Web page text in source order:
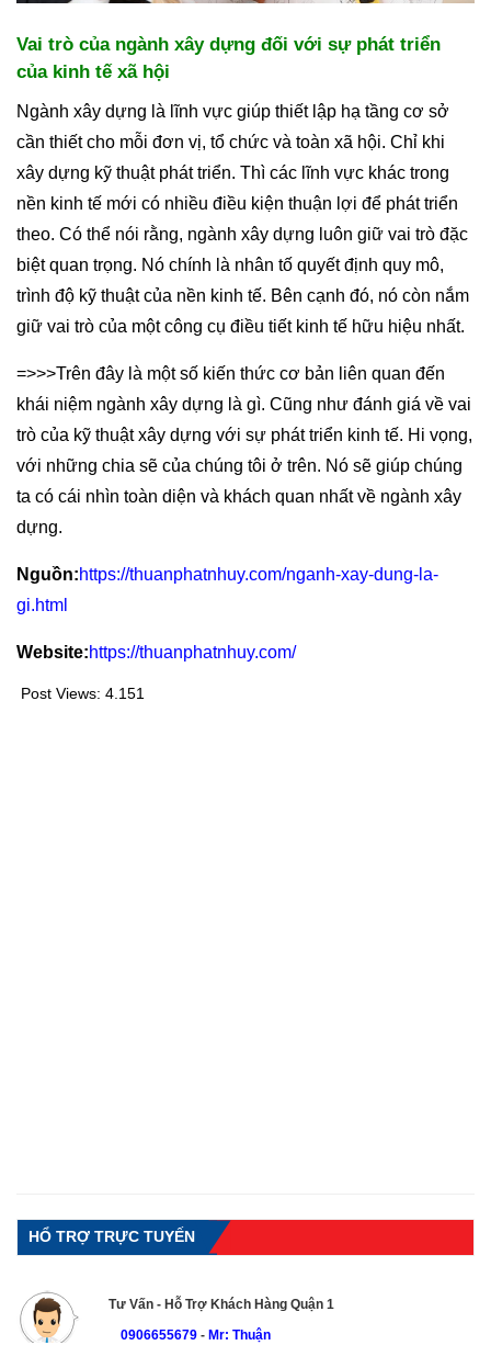
Vai trò của ngành xây dựng đối với sự phát triển
của kinh tế xã hội
Ngành xây dựng là lĩnh vực giúp thiết lập hạ tầng cơ sở
cần thiết cho mỗi đơn vị, tổ chức và toàn xã hội. Chỉ khi
xây dựng kỹ thuật phát triển. Thì các lĩnh vực khác trong
nền kinh tế mới có nhiều điều kiện thuận lợi để phát triển
theo. Có thể nói rằng, ngành xây dựng luôn giữ vai trò đặc
biệt quan trọng. Nó chính là nhân tố quyết định quy mô,
trình độ kỹ thuật của nền kinh tế. Bên cạnh đó, nó còn nắm
giữ vai trò của một công cụ điều tiết kinh tế hữu hiệu nhất.
=>>>Trên đây là một số kiến thức cơ bản liên quan đến
khái niệm ngành xây dựng là gì. Cũng như đánh giá về vai
trò của kỹ thuật xây dựng với sự phát triển kinh tế. Hi vọng,
với những chia sẽ của chúng tôi ở trên. Nó sẽ giúp chúng
ta có cái nhìn toàn diện và khách quan nhất về ngành xây
dựng.
Nguồn:https://thuanphatnhuy.com/nganh-xay-dung-la-
gi.html
Website:https://thuanphatnhuy.com/
Post Views: 4.151
HỔ TRỢ TRỰC TUYẾN
Tư Vấn - Hỗ Trợ Khách Hàng Quận 1
0906655679 - Mr: Thuận